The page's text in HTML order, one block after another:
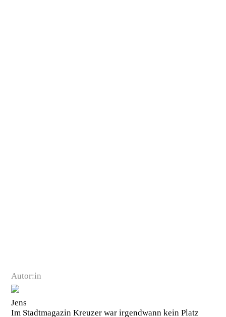
Autor:in
Jens
Im Stadtmagazin Kreuzer war irgendwann kein Platz